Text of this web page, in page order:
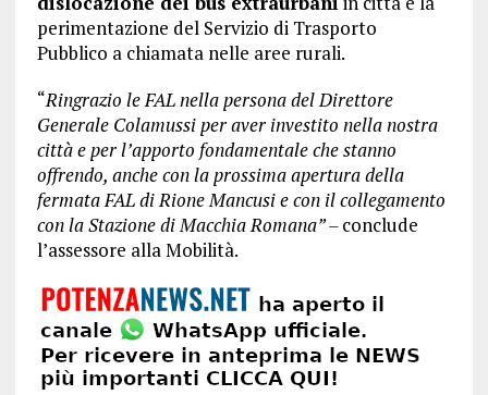
perimentazione del Servizio di Trasporto
Pubblico a chiamata nelle aree rurali.
“Ringrazio le FAL nella persona del Direttore
Generale Colamussi per aver investito nella nostra
città e per l’apporto fondamentale che stanno
offrendo, anche con la prossima apertura della
fermata FAL di Rione Mancusi e con il collegamento
con la Stazione di Macchia Romana” –conclude
l’assessore alla Mobilità.